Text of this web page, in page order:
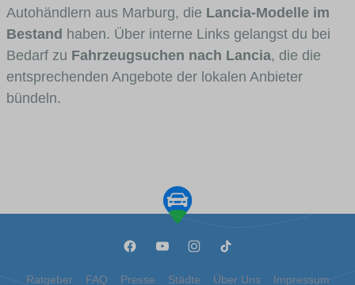
Autohändlern aus Marburg, die Lancia-Modelle im
Bestand haben. Über interne Links gelangst du bei
Bedarf zu Fahrzeugsuchen nach Lancia, die die
entsprechenden Angebote der lokalen Anbieter
bündeln.
Ratgeber FAQ Presse Städte Über Uns Impressum